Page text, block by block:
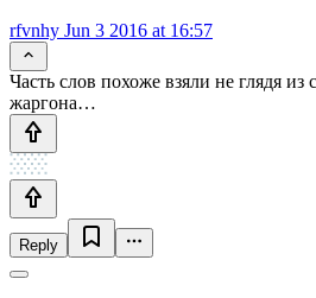
rfvnhy Jun 3 2016 at 16:57
Часть слов похоже взяли не глядя из
жаргона…
Reply